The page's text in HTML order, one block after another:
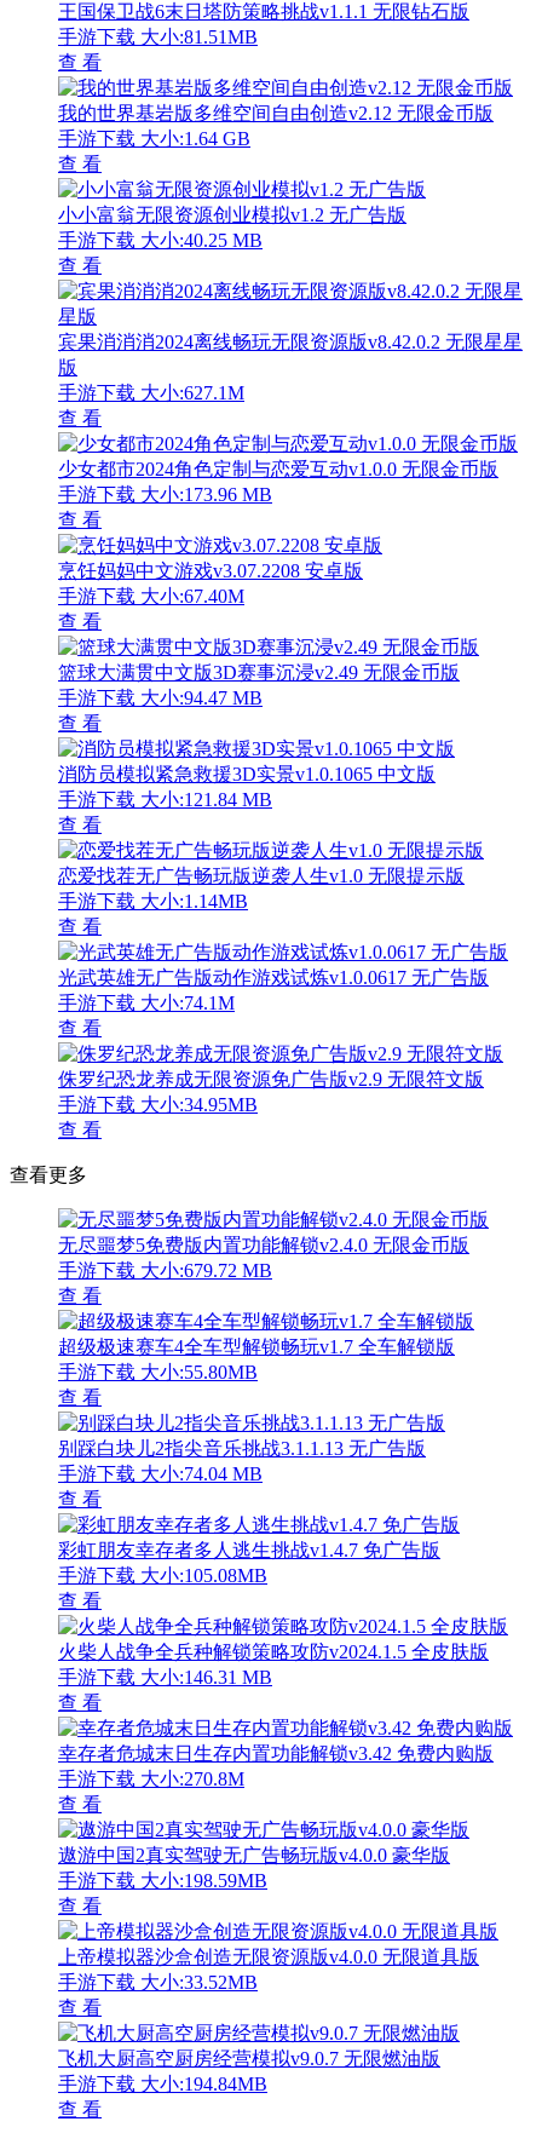
王国保卫战6末日塔防策略挑战v1.1.1 无限钻石版
手游下载 大小:81.51MB
查 看
我的世界基岩版多维空间自由创造v2.12 无限金币版
手游下载 大小:1.64 GB
查 看
小小富翁无限资源创业模拟v1.2 无广告版
手游下载 大小:40.25 MB
查 看
宾果消消消2024离线畅玩无限资源版v8.42.0.2 无限星星
版
手游下载 大小:627.1M
查 看
少女都市2024角色定制与恋爱互动v1.0.0 无限金币版
手游下载 大小:173.96 MB
查 看
烹饪妈妈中文游戏v3.07.2208 安卓版
手游下载 大小:67.40M
查 看
篮球大满贯中文版3D赛事沉浸v2.49 无限金币版
手游下载 大小:94.47 MB
查 看
消防员模拟紧急救援3D实景v1.0.1065 中文版
手游下载 大小:121.84 MB
查 看
恋爱找茬无广告畅玩版逆袭人生v1.0 无限提示版
手游下载 大小:1.14MB
查 看
光武英雄无广告版动作游戏试炼v1.0.0617 无广告版
手游下载 大小:74.1M
查 看
侏罗纪恐龙养成无限资源免广告版v2.9 无限符文版
手游下载 大小:34.95MB
查 看
查看更多
无尽噩梦5免费版内置功能解锁v2.4.0 无限金币版
手游下载 大小:679.72 MB
查 看
超级极速赛车4全车型解锁畅玩v1.7 全车解锁版
手游下载 大小:55.80MB
查 看
别踩白块儿2指尖音乐挑战3.1.1.13 无广告版
手游下载 大小:74.04 MB
查 看
彩虹朋友幸存者多人逃生挑战v1.4.7 免广告版
手游下载 大小:105.08MB
查 看
火柴人战争全兵种解锁策略攻防v2024.1.5 全皮肤版
手游下载 大小:146.31 MB
查 看
幸存者危城末日生存内置功能解锁v3.42 免费内购版
手游下载 大小:270.8M
查 看
遨游中国2真实驾驶无广告畅玩版v4.0.0 豪华版
手游下载 大小:198.59MB
查 看
上帝模拟器沙盒创造无限资源版v4.0.0 无限道具版
手游下载 大小:33.52MB
查 看
飞机大厨高空厨房经营模拟v9.0.7 无限燃油版
手游下载 大小:194.84MB
查 看